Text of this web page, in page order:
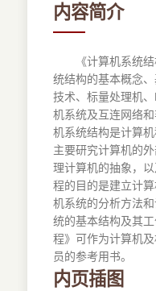
内容简介
《计算机系统结
统结构的基本概念
技术、标量处理机
机系统及互连网络
机系统结构是计算
主要研究计算机的
理计算机的抽象，
程的目的是建立计
机系统的分析方法
统的基本结构及其
程》可作为计算机
员的参考用书。
内页插图